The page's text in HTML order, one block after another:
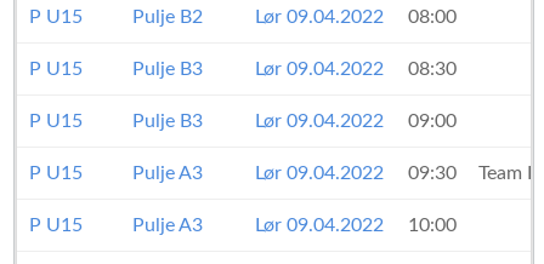
P U15 Pulje B2 Lør 09.04.2022 08:00
P U15 Pulje B3 Lør 09.04.2022 08:30
P U15 Pulje B3 Lør 09.04.2022 09:00
P U15 Pulje A3 Lør 09.04.2022 09:30 Team
P U15 Pulje A3 Lør 09.04.2022 10:00